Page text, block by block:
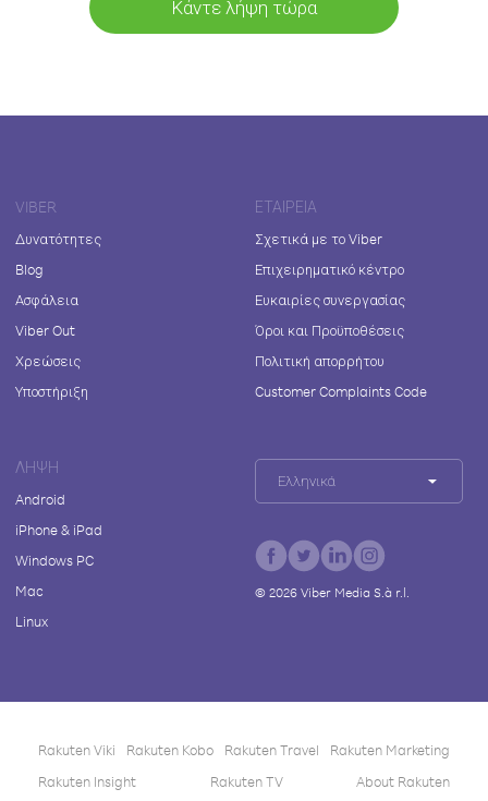
Κάντε λήψη τώρα
VIBER
Δυνατότητες
Blog
Ασφάλεια
Viber Out
Χρεώσεις
Υποστήριξη
ΕΤΑΙΡΕΊΑ
Σχετικά με το Viber
Επιχειρηματικό κέντρο
Ευκαιρίες συνεργασίας
Όροι και Προϋποθέσεις
Πολιτική απορρήτου
Customer Complaints Code
ΛΉΨΗ
Android
iPhone & iPad
Windows PC
Mac
Linux
Ελληνικά
© 2026Viber Media S.à r.l.
Rakuten Viki Rakuten Kobo Rakuten Travel
Rakuten Marketing
Rakuten Insight
Rakuten TV About Rakuten